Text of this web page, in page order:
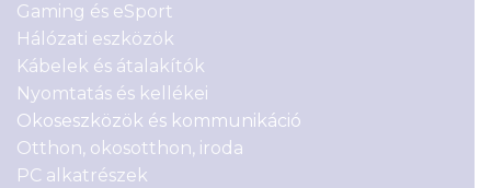
Gaming és eSport
Hálózati eszközök
Kábelek és átalakítók
Nyomtatás és kellékei
Okoseszközök és kommunikáció
Otthon, okosotthon, iroda
PC alkatrészek